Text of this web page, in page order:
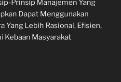
Prinsip Manajemen Yang
Dapat Menggunakan
Yang Lebih Rasional, Efisien,
Kebaan Masyarakat